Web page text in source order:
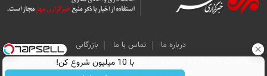
درباره ما تماس با ما
بازرگانی
All Content by Mehr News Agency is licensed under a Creative Commons
Attribution 4.0 International License.
با 10 میلیون شروع کن!